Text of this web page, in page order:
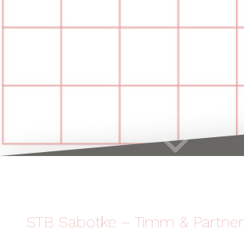
STB Sabotke – Timm & Partner